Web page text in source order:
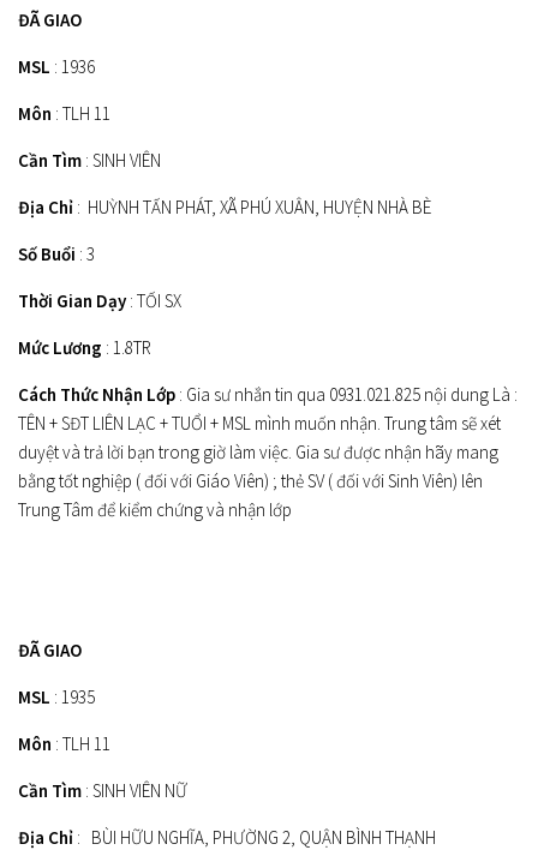
ĐÃ GIAO
MSL : 1936
Môn : TLH 11
Cần Tìm : SINH VIÊN
Địa Chỉ : HUỲNH TẤN PHÁT, XÃ PHÚ XUÂN, HUYỆN NHÀ BÈ
Số Buổi : 3
Thời Gian Dạy : TỐI SX
Mức Lương : 1.8TR
Cách Thức Nhận Lớp : Gia sư nhắn tin qua 0931.021.825 nội dung Là :
TÊN + SĐT LIÊN LẠC + TUỔI + MSL mình muốn nhận. Trung tâm sẽ xét
duyệt và trả lời bạn trong giờ làm việc. Gia sư được nhận hãy mang
bằng tốt nghiệp ( đối với Giáo Viên) ; thẻ SV ( đối với Sinh Viên) lên
Trung Tâm để kiểm chứng và nhận lớp
ĐÃ GIAO
MSL : 1935
Môn : TLH 11
Cần Tìm : SINH VIÊN NỮ
Địa Chỉ : BÙI HỮU NGHĨA, PHƯỜNG 2, QUẬN BÌNH THẠNH